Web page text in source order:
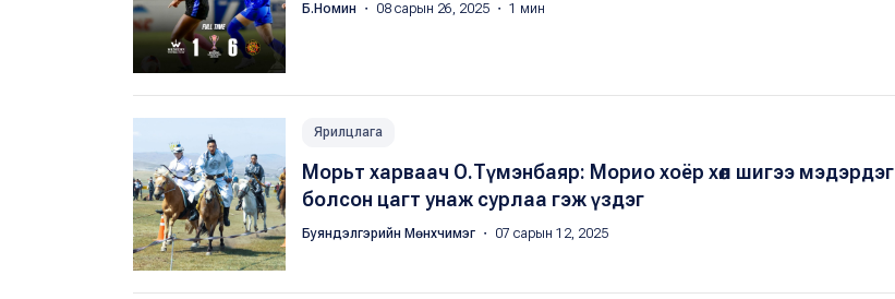
Б.Номин ・ 08 сарын 26, 2025 ・ 1 мин
Ярилцлага
Морьт харваач О.Түмэнбаяр: Морио хоёр хөл шигээ мэдэрдэг
болсон цагт унаж сурлаа гэж үздэг
Буяндэлгэрийн Мөнхчимэг ・ 07 сарын 12, 2025